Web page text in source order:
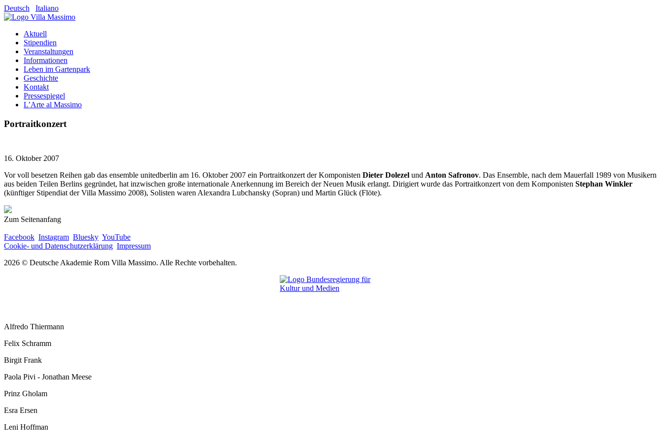
Deutsch Italiano
Aktuell
Stipendien
Veranstaltungen
Informationen
Leben im Gartenpark
Geschichte
Kontakt
Pressespiegel
L’Arte al Massimo
Portraitkonzert
16. Oktober 2007
Vor voll besetzen Reihen gab das ensemble unitedberlin am 16. Oktober 2007 ein Portraitkonzert der Komponisten Dieter Dolezel und Anton Safronov. Das Ensemble, nach dem Mauerfall 1989 von Musikern
aus beiden Teilen Berlins gegründet, hat inzwischen große internationale Anerkennung im Bereich der Neuen Musik erlangt. Dirigiert wurde das Portraitkonzert von dem Komponisten Stephan Winkler
(künftiger Stipendiat der Villa Massimo 2008), Solisten waren Alexandra Lubchansky (Sopran) und Martin Glück (Flöte).
Zum Seitenanfang
Facebook Instagram Bluesky YouTube
Cookie- und Datenschutzerklärung Impressum
2026 © Deutsche Akademie Rom Villa Massimo. Alle Rechte vorbehalten.
Alfredo Thiermann
Felix Schramm
Birgit Frank
Paola Pivi - Jonathan Meese
Prinz Gholam
Esra Ersen
Leni Hoffman